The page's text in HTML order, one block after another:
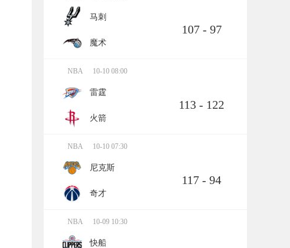
马刺
魔术
107 - 97
NBA 10-10 08:00
雷霆
火箭
113 - 122
NBA 10-10 07:30
尼克斯
奇才
117 - 94
NBA 10-09 10:30
快船